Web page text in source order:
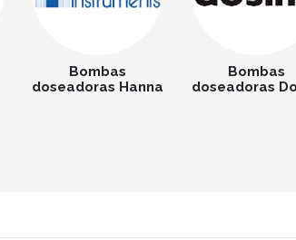
Bombas
doseadoras Hanna
Bombas
doseadoras